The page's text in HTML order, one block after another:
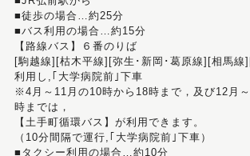
■徒歩の場合…約25分
■バス利用の場合…約15分
【路線バス】６番のりば
[駒越線][枯木平線][弥生･新岡･葛原線][相馬線
利用し,｢大学病院前｣下車
※4月～11月の10時から18時まで，及び12月
時までは，
【土手町循環バス】が利用できます。
（10分間隔で運行,｢大学病院前｣下車）
■タクシー利用の場合…約10分